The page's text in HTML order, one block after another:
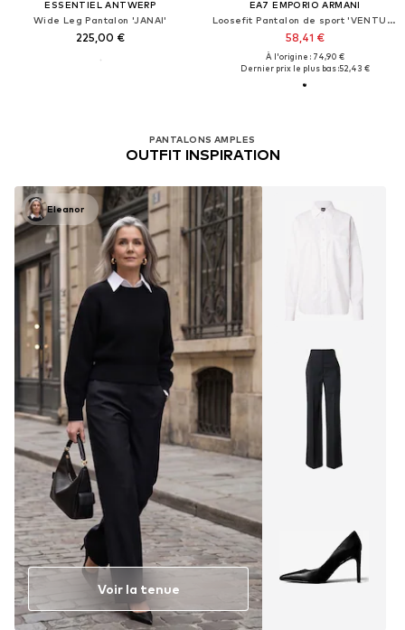
ESSENTIEL ANTWERP
Wide Leg Pantalon 'JANAI'
225,00 €
EA7 EMPORIO ARMANI
Loosefit Pantalon de sport 'VENTUS7'
58,41 €
À l'origine : 74,90 €
Dernier prix le plus bas :52,43 €
PANTALONS AMPLES
OUTFIT INSPIRATION
Eleanor
Voir la tenue